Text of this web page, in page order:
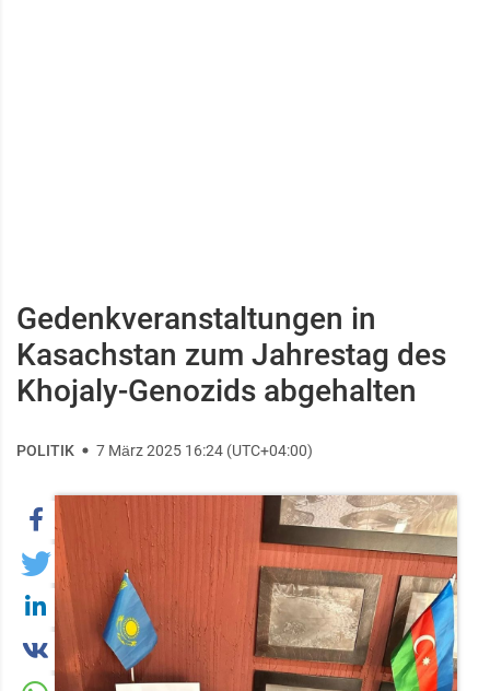
Gedenkveranstaltungen in
Kasachstan zum Jahrestag des
Khojaly-Genozids abgehalten
POLITIK 7 März 2025 16:24 (UTC+04:00)